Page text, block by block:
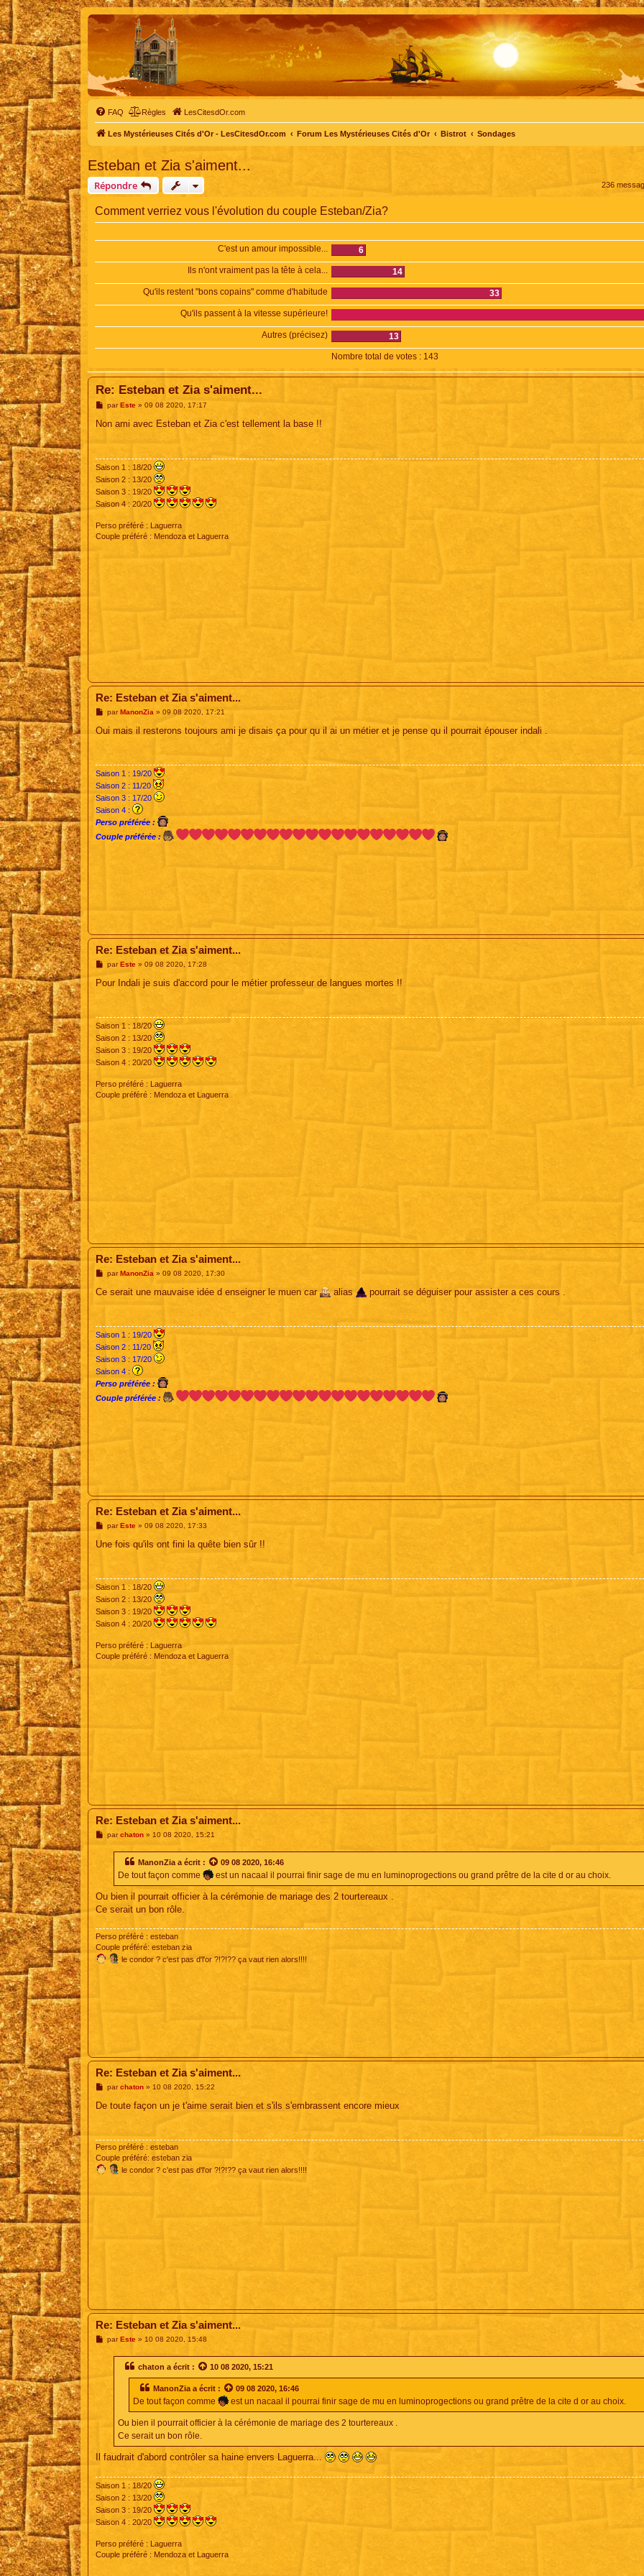
FAQ Règles LesCitesdOr.com
Les Mystérieuses Cités d'Or - LesCitesdOr.com Forum Les Mystérieuses Cités d'Or Bistrot Sondages
Esteban et Zia s'aiment...
Répondre 236
Comment verriez vous l'évolution du couple Esteban/Zia?
C'est un amour impossible... 6
Ils n'ont vraiment pas la tête à cela... 14
Qu'ils restent "bons copains" comme d'habitude 33
Qu'ils passent à la vitesse supérieure!
Autres (précisez) 13
Nombre total de votes : 143
Re: Esteban et Zia s'aiment...
M
s
parEste» 09 08 2020, 17:17
Non ami avec Esteban et Zia c'est tellement la base !!
Saison 1 : 18/20
Saison 2 : 13/20
Saison 3 : 19/20
Saison 4 : 20/20
Perso préféré : Laguerra
Couple préféré : Mendoza et Laguerra
Re: Esteban et Zia s'aiment...
M
s
parManonZia » 09 08 2020, 17:21
Oui mais il resterons toujours ami je disais ça pour qu il ai un métier et je pense qu il pourrait épouser indali .
Saison 1 : 19/20
Saison 2 : 11/20
Saison 3 : 17/20
Saison 4 :
Perso préférée :
Couple préférée :
Re: Esteban et Zia s'aiment...
M
s
parEste» 09 08 2020, 17:28
Pour Indali je suis d'accord pour le métier professeur de langues mortes !!
Saison 1 : 18/20
Saison 2 : 13/20
Saison 3 : 19/20
Saison 4 : 20/20
Perso préféré : Laguerra
Couple préféré : Mendoza et Laguerra
Re: Esteban et Zia s'aiment...
M
s
parManonZia » 09 08 2020, 17:30
Ce serait une mauvaise idée d enseigner le muen car alias pourrait se déguiser pour assister a ces cours .
Saison 1 : 19/20
Saison 2 : 11/20
Saison 3 : 17/20
Saison 4 :
Perso préférée :
Couple préférée :
Re: Esteban et Zia s'aiment...
M
s
parEste» 09 08 2020, 17:33
Une fois qu'ils ont fini la quête bien sûr !!
Saison 1 : 18/20
Saison 2 : 13/20
Saison 3 : 19/20
Saison 4 : 20/20
Perso préféré : Laguerra
Couple préféré : Mendoza et Laguerra
Re: Esteban et Zia s'aiment...
Mparchaton» 10 08 2020, 15:21
ManonZia a écrit : 09 08 2020, 16:46
De tout façon comme est un nacaal il pourrai finir sage de mu en luminoprogections ou grand prêtre de la cite d or au choix.
Ou bien il pourrait officier à la cérémonie de mariage des 2 tourtereaux .
Ce serait un bon rôle.
Perso préféré : esteban
Couple préféré: esteban zia
le condor ? c'est pas d'l'or ?!?!?? ça vaut rien alors!!!!
Re: Esteban et Zia s'aiment...
M
s
parchaton» 10 08 2020, 15:22
De toute façon un je t'aime serait bien et s'ils s'embrassent encore mieux
Perso préféré : esteban
Couple préféré: esteban zia
le condor ? c'est pas d'l'or ?!?!?? ça vaut rien alors!!!!
Re: Esteban et Zia s'aiment...
Mpar Este» 10 08 2020, 15:48
chaton a écrit : 10 08 2020, 15:21
ManonZia a écrit : 09 08 2020, 16:46
De tout façon comme est un nacaal il pourrai finir sage de mu en luminoprogections ou grand prêtre de la cite d or au choix.
Ou bien il pourrait officier à la cérémonie de mariage des 2 tourtereaux .
Ce serait un bon rôle.
Il faudrait d'abord contrôler sa haine envers Laguerra...
Saison 1 : 18/20
Saison 2 : 13/20
Saison 3 : 19/20
Saison 4 : 20/20
Perso préféré : Laguerra
Couple préféré : Mendoza et Laguerra